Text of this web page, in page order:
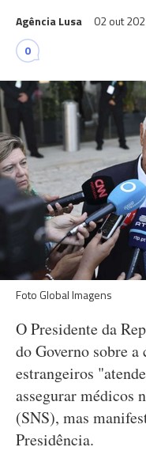
Agência Lusa 02 out
0
Foto Global Imagens
O Presidente da
do Governo sobre
estrangeiros
assegurar médicos
(SNS), mas
Presidência.